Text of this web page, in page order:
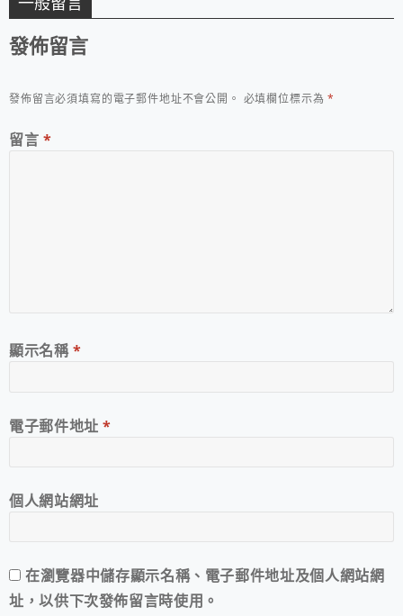
一般留言
發佈留言
發佈留言必須填寫的電子郵件地址不會公開。 必填欄位標示為*
留言 *
顯示名稱*
電子郵件地址*
個人網站網址
在瀏覽器中儲存顯示名稱、電子郵件地址及個人網站網
址，以供下次發佈留言時使用。